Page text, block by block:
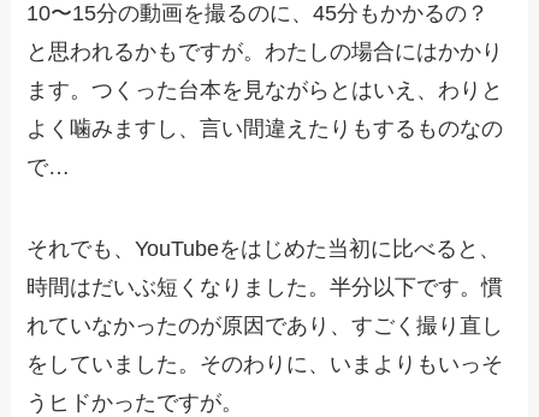
10〜15分の動画を撮るのに、45分もかかるの？
と思われるかもですが。わたしの場合にはかかり
ます。つくった台本を見ながらとはいえ、わりと
よく噛みますし、言い間違えたりもするものなの
で…
それでも、YouTubeをはじめた当初に比べると、
時間はだいぶ短くなりました。半分以下です。慣
れていなかったのが原因であり、すごく撮り直し
をしていました。そのわりに、いまよりもいっそ
うヒドかったですが。